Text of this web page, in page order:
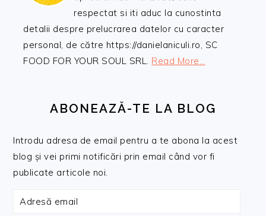
respectat si iti aduc la cunostinta
detalii despre prelucrarea datelor cu caracter
personal, de către https://danielaniculi.ro, SC
FOOD FOR YOUR SOUL SRL. Read More…
ABONEAZĂ-TE LA BLOG
Introdu adresa de email pentru a te abona la acest
blog și vei primi notificări prin email când vor fi
publicate articole noi.
Adresă